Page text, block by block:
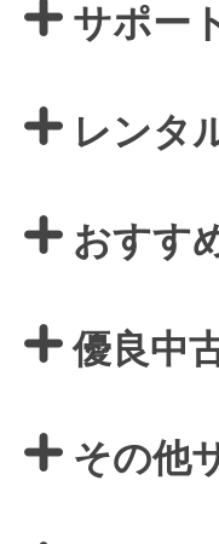
サポー
レンタ
おすす
優良中
その他